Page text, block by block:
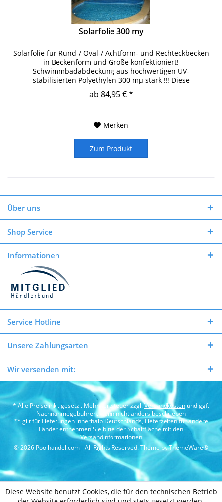
Solarfolie 300 my
Solarfolie für Rund-/ Oval-/ Achtform- und Rechteckbecken
in Beckenform und Größe konfektioniert!
Schwimmbadabdeckung aus hochwertigen UV-
stabilisierten Polyethylen 300 mµ stark !!! Diese
Abdeckung schwimmt direkt auf der...
ab 84,95 € *
Merken
Zum Produkt
Über uns
Shop Service
Informationen
Service Hotline
Unsere Zahlungsarten
Wir versenden mit:
* Alle Preise inkl. gesetzl. Mehrwertsteuer zzgl.Versandkosten und ggf.
Nachnahmegebühren, wenn nicht anders beschrieben
** gilt für Lieferungen innerhalb Deutschlands, Lieferzeiten für andere
Länder entnehmen Sie bitte der Schaltfläche mit den
Versandinformationen
© 2026 Poolhandel.com - All Rights Reserved. Theme byThemeWare®
Diese Website benutzt Cookies, die für den technischen Betrieb